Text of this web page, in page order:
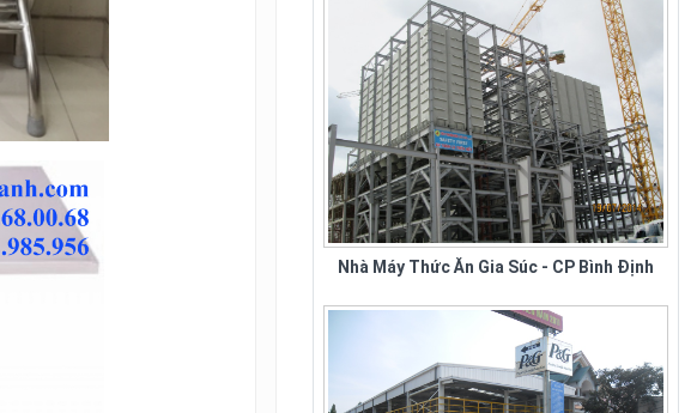
Nhà Máy Thức Ăn Gia Súc - CP Bình Định